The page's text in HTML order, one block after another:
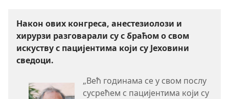
Након ових конгреса, анестезиолози и
хирурзи разговарали су с браћом о свом
искуству с пацијентима који су Јеховини
сведоци.
„Већ годинама се у свом послу
сусрећем с пацијентима који су